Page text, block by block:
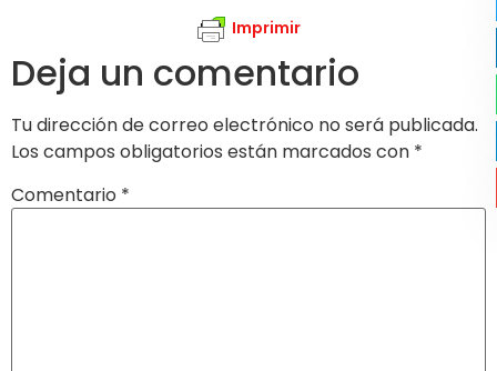
Imprimir
Deja un comentario
Tu dirección de correo electrónico no será publicada.
Los campos obligatorios están marcados con *
Comentario *